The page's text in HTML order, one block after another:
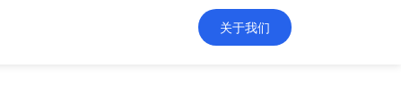
关于我们